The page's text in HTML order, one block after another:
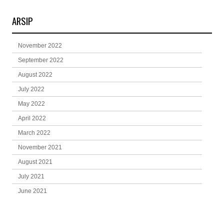
ARSIP
November 2022
September 2022
August 2022
July 2022
May 2022
April 2022
March 2022
November 2021
August 2021
July 2021
June 2021